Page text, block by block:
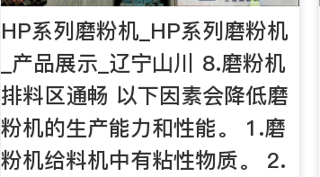
HP系列磨粉机_HP系列磨粉机
_产品展示_辽宁山川 8.磨粉机
排料区通畅 以下因素会降低磨
粉机的生产能力和性能。 1.磨
粉机给料机中有粘性物质。 2.